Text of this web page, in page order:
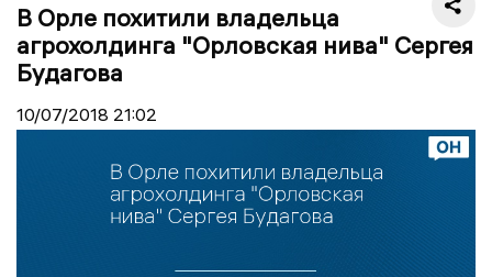
В Орле похитили владельца
агрохолдинга "Орловская нива" Сергея
Будагова
10/07/2018 21:02